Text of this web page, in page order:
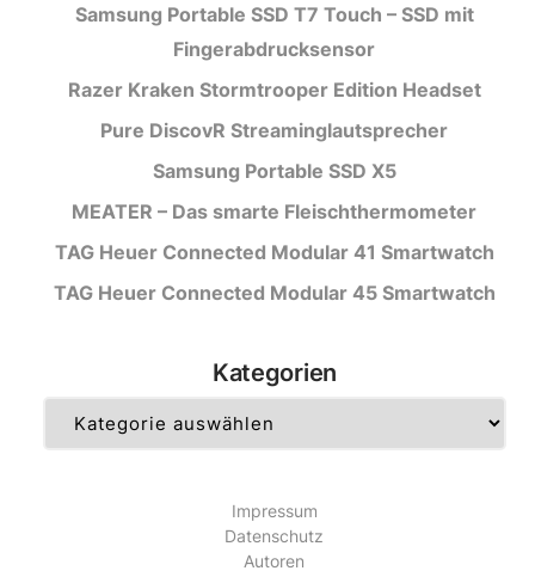
Samsung Portable SSD T7 Touch – SSD mit
Fingerabdrucksensor
Razer Kraken Stormtrooper Edition Headset
Pure DiscovR Streaminglautsprecher
Samsung Portable SSD X5
MEATER – Das smarte Fleischthermometer
TAG Heuer Connected Modular 41 Smartwatch
TAG Heuer Connected Modular 45 Smartwatch
Kategorien
Impressum
Datenschutz
Autoren